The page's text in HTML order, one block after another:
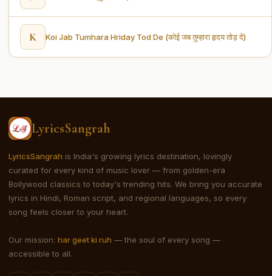
K Koi Jab Tumhara Hriday Tod De (कोई जब तुम्हारा हृदय तोड़ दे)
LyricsSangrah
LyricsSangrah is India's growing lyrics destination, lovingly
curated for every kind of music lover — from golden-era
Bollywood classics to today's trending hits. We bring you accurate
lyrics in Hindi, Roman script, and regional languages, so every
song feels closer to your heart.
Our mission: har geet ki ruh — the soul of every song —
accessible to all.